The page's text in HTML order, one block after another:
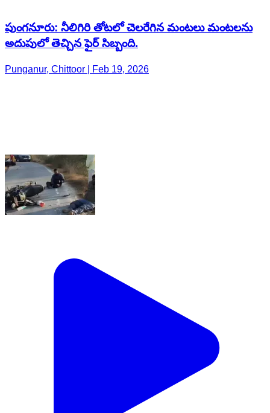
పుంగనూరు: నీలిగిరి తోటలో చెలరేగిన మంటలు మంటలను
అదుపులో తెచ్చిన ఫైర్ సిబ్బంది.
Punganur, Chittoor | Feb 19, 2026